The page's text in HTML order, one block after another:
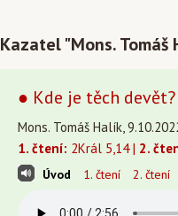
Kazatel "Mons. Tomáš
● Kde je těch devět?
Mons. Tomáš Halík,
1. čtení: 2Král 5,14 | 2.
Úvod 1. čtení 2. čtení